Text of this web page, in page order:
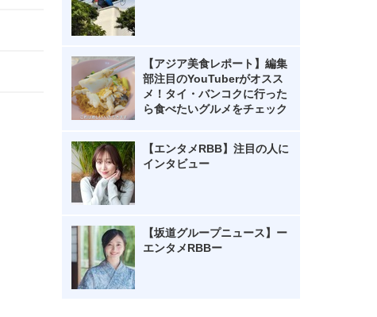
【アジア美食レポート】編集
部注目のYouTuberがオスス
メ！タイ・バンコクに行った
ら食べたいグルメをチェック
【エンタメRBB】注目の人に
インタビュー
【坂道グループニュース】ー
エンタメRBBー